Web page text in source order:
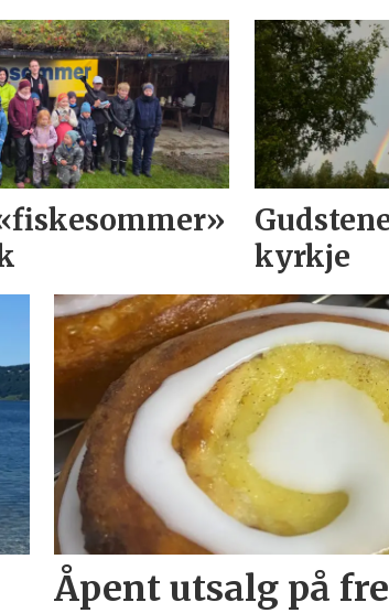
kyrkje
Åpent utsalg på